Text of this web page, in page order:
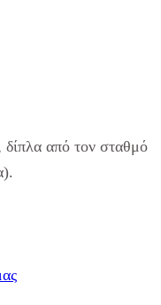
δίπλα από τον σταθμό